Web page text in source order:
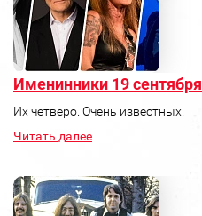
Именинники 19 сентября
Их четверо. Очень известных.
Читать далее